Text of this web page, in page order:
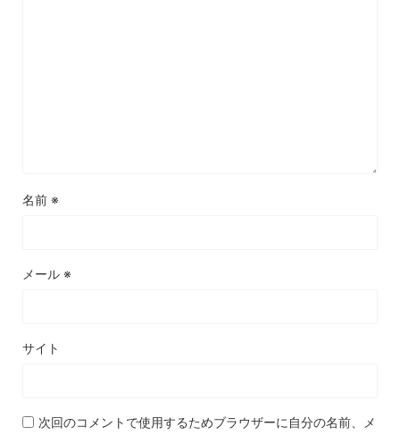
名前 ※
メール ※
サイト
次回のコメントで使用するためブラウザーに自分の名前、メ